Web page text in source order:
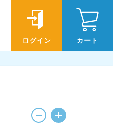
ログイン カート